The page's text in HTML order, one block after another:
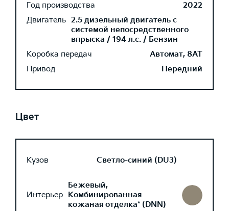
Год производства
2022
Двигатель 2.5 дизельный двигатель с
системой непосредственного
впрыска / 194 л.с. / Бензин
Коробка передач
Автомат, 8AT
Привод
Передний
Цвет
Кузов Светло-синий (DU3)
Интерьер
Бежевый,
Комбинированная
кожаная отделка* (DNN)